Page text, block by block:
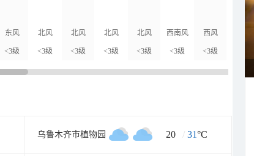
东风
<3级
北风
<3级
北风
<3级
北风
<3级
北风
<3级
西南风
<3级
西风
<3级
乌鲁木齐市植物园 20 / 31°C